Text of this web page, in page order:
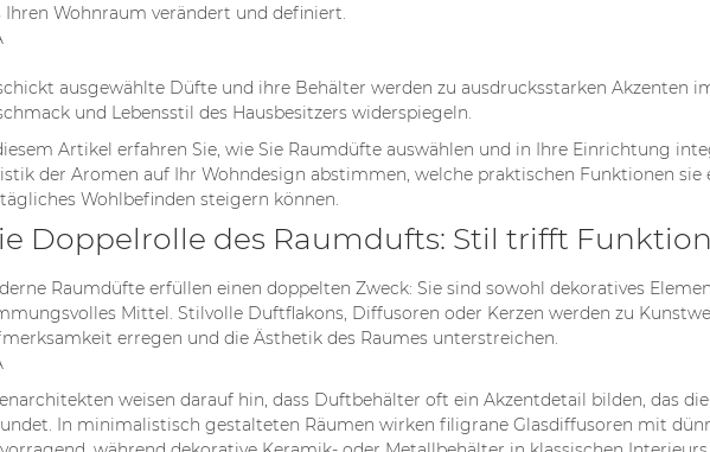
– SO
von
ein
Aspekt, der
die Qualität,
SIND AUGENCREMES
WIRKLICH
NOTWENDIG? EIN
UMFASSENDER
RATGEBER
5007 Ansichten
kosmetikos produktų, kurie
nuolat kelia diskusijas.
RINKTIS MOTERIMS
PAGAL ZODIAKO
ŽENKLĄ?
4714 Ansichten
Kvepalai yra ne tik grožio
savo asmenybę. Renkantis
kvepalus moterims, verta...
Ihren Wohnraum verändert und definiert.
ausgewählte Düfte und ihre Behälter werden zu ausdrucksstarken Akzenten
und Lebensstil des Hausbesitzers widerspiegeln.
Artikel erfahren Sie, wie Sie Raumdüfte auswählen und in Ihre Einrichtung
der Aromen auf Ihr Wohndesign abstimmen, welche praktischen Funktionen
Wohlbefinden steigern können.
Doppelrolle des Raumdufts: Stil trifft
Raumdüfte erfüllen einen doppelten Zweck: Sie sind sowohl dekoratives
Mittel. Stilvolle Duftflakons, Diffusoren oder Kerzen werden zu
erregen und die Ästhetik des Raumes unterstreichen.
weisen darauf hin, dass Duftbehälter oft ein Akzentdetail bilden, das
In minimalistisch gestalteten Räumen wirken filigrane Glasdiffusoren mit